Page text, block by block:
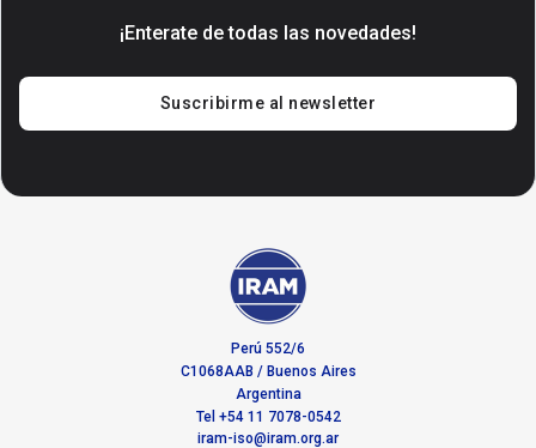
¡Enterate de todas las novedades!
Suscribirme al newsletter
Perú 552/6
C1068AAB / Buenos Aires
Argentina
Tel +54 11 7078-0542
iram-iso@iram.org.ar